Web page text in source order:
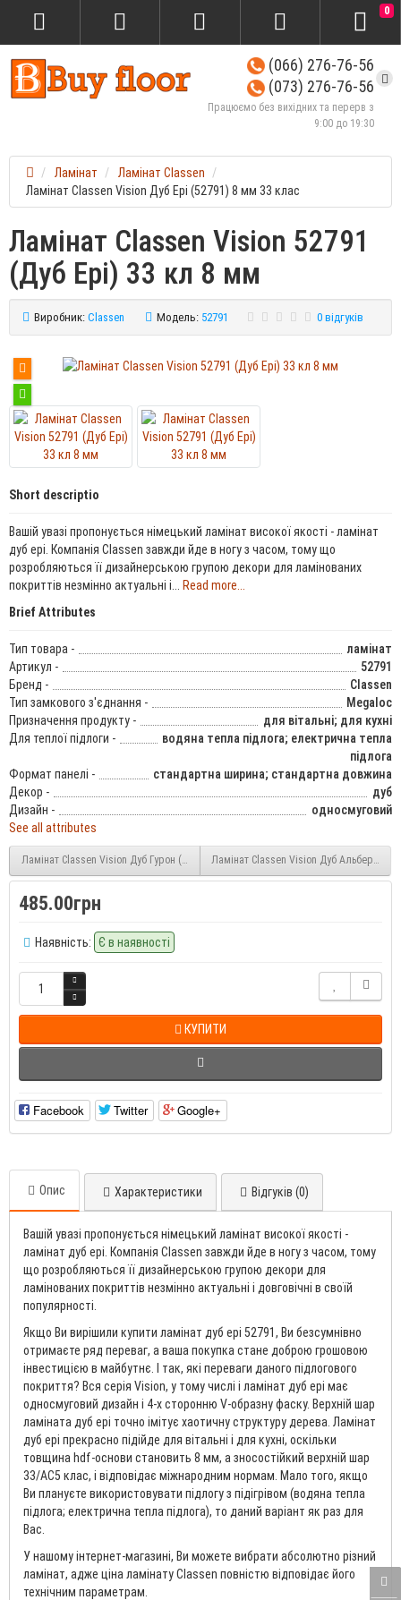
(066) 276-76-56
(073) 276-76-56
Працюємо без вихідних та перерв з
9:00 до 19:30
0
Ламінат
Ламінат Classen
Ламінат Classen Vision Дуб Ері (52791) 8 мм 33 клас
Ламінат Classen Vision 52791
(Дуб Ері) 33 кл 8 мм
Виробник: Classen Модель: 52791 0 відгуків
Short descriptio
Вашій увазі пропонується німецький ламінат високої якості - ламінат
дуб ері. Компанія Classen завжди йде в ногу з часом, тому що
розробляються її дизайнерською групою декори для ламінованих
покриттів незмінно актуальні і... Read more...
Brief Attributes
Тип товара -
ламінат
Артикул -
52791
Бренд -
Classen
Тип замкового з'єднання -
Megaloc
Призначення продукту -
для вітальні; для кухні
Для теплої підлоги -
водяна тепла підлога; електрична тепла
підлога
Формат панелі -
стандартна ширина; стандартна довжина
Декор -
дуб
Дизайн -
односмуговий
See all attributes
Ламінат Classen Vision Дуб Гурон (52790) 8 мм 33 класЛамінат Classen Vision Дуб Альберта
485.00грн
Наявність: Є в наявності
КУПИТИ
Facebook Twitter Google+
Опис Характеристики Відгуків (0)
Вашій увазі пропонується німецький ламінат високої якості -
ламінат дуб ері. Компанія Classen завжди йде в ногу з часом, тому
що розробляються її дизайнерською групою декори для
ламінованих покриттів незмінно актуальні і довговічні в своїй
популярності.
Якщо Ви вирішили купити ламінат дуб ері 52791, Ви безсумнівно
отримаєте ряд переваг, а ваша покупка стане доброю грошовою
інвестицією в майбутнє. І так, які переваги даного підлогового
покриття? Вся серія Vision, у тому числі і ламінат дуб ері має
односмуговий дизайн і 4-х сторонню V-образну фаску. Верхній шар
ламіната дуб ері точно імітує хаотичну структуру дерева. Ламінат
дуб ері прекрасно підійде для вітальні і для кухні, оскільки
товщина hdf-основи становить 8 мм, а зносостійкий верхній шар
33/AC5 клас, і відповідає міжнародним нормам. Мало того, якщо
Ви плануєте використовувати підлогу з підігрівом (водяна тепла
підлога; електрична тепла підлога), то даний варіант як раз для
Вас.
У нашому інтернет-магазині, Ви можете вибрати абсолютно різний
ламінат, адже ціна ламінату Classen повністю відповідає його
технічним параметрам.